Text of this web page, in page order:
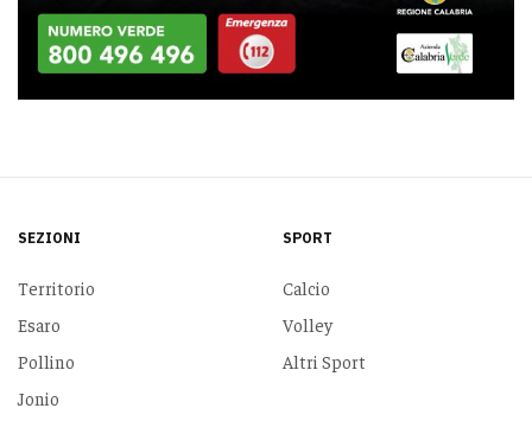
SEZIONI
Territorio
Esaro
Pollino
Jonio
SPORT
Calcio
Volley
Altri Sport